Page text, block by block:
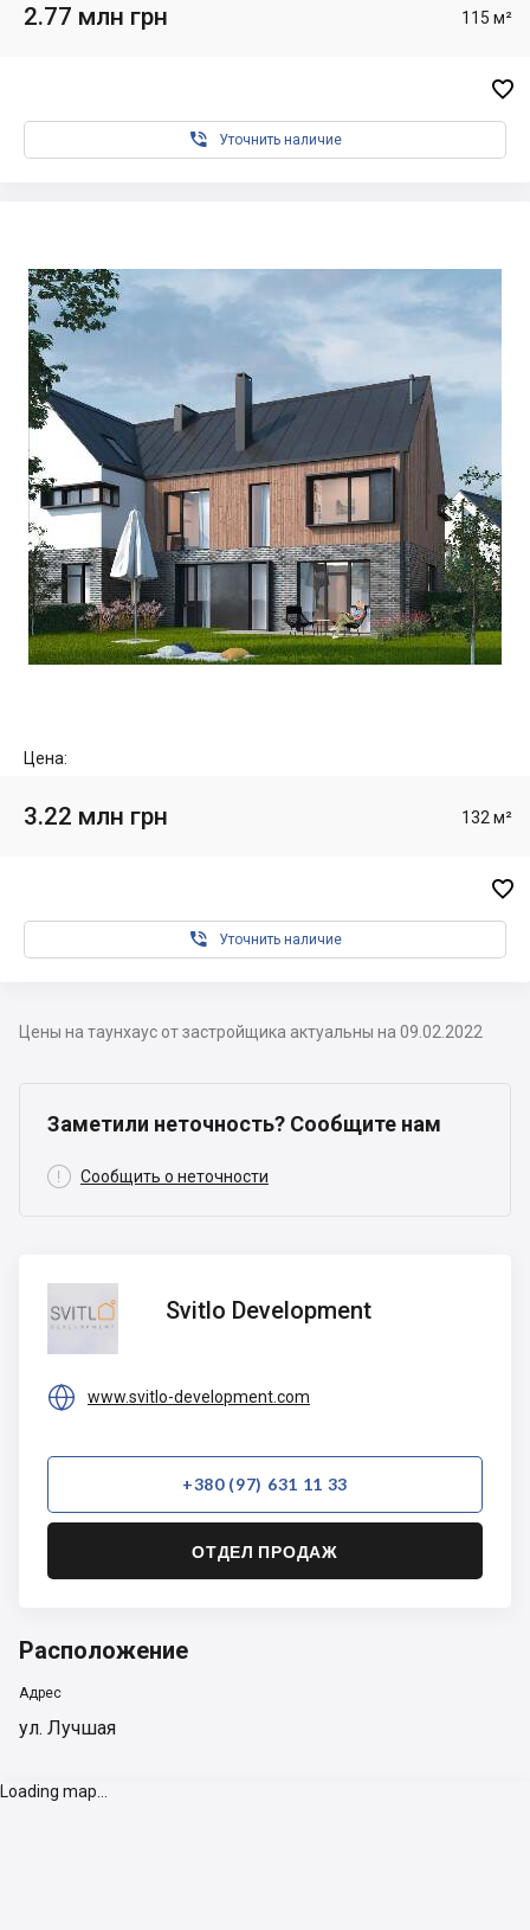
2.77 млн грн 115 м²

 Уточнить наличие
Цена:
3.22 млн грн 132 м²

 Уточнить наличие
Цены на таунхаус от застройщика актуальны на 09.02.2022
Заметили неточность? Сообщите нам
 Сообщить о неточности
Development
Svitlo Development
 www.svitlo-development.com
+380 (97) 631 11 33
ОТДЕЛ ПРОДАЖ
Расположение
Адрес
ул. Лучшая
Loading map...